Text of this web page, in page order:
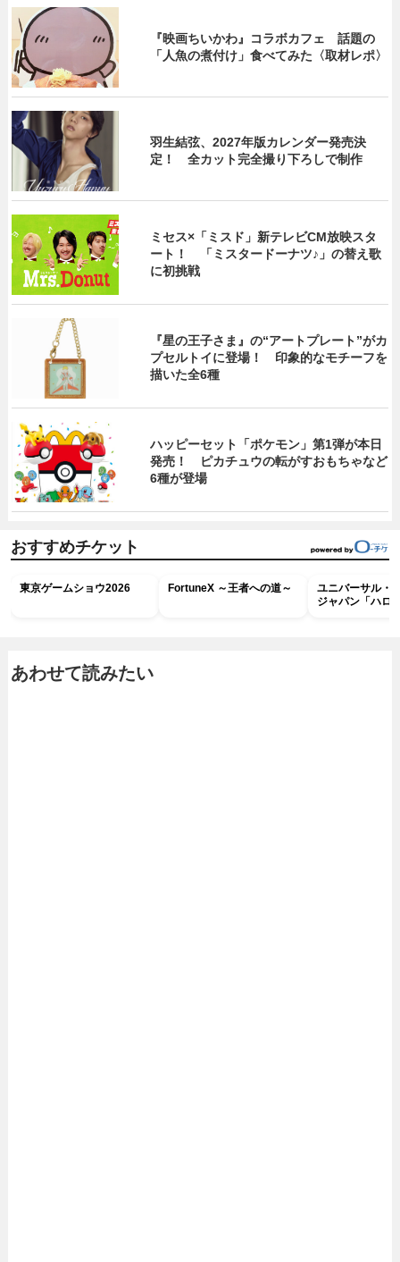
『映画ちいかわ』コラボカフェ 話題の
「人魚の煮付け」食べてみた〈取材レポ〉
羽生結弦、2027年版カレンダー発売決
定！ 全カット完全撮り下ろしで制作
ミセス×「ミスド」新テレビCM放映スタ
ート！ 「ミスタードーナツ♪」の替え歌
に初挑戦
『星の王子さま』の“アートプレート”がカ
プセルトイに登場！ 印象的なモチーフを
描いた全6種
ハッピーセット「ポケモン」第1弾が本日
発売！ ピカチュウの転がすおもちゃなど
6種が登場
おすすめチケット
東京ゲームショウ2026 FortuneX ～王者への道～
ユニバーサル・
ジャパン「ハロ
あわせて読みたい